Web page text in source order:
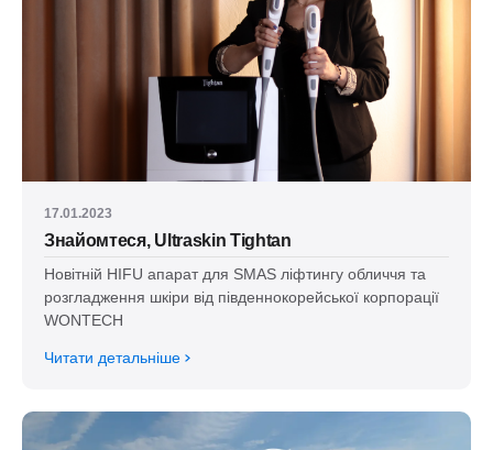
17.01.2023
Знайомтеся, Ultraskin Tightan
Новітній HIFU апарат для SMAS ліфтингу обличчя та
розгладження шкіри від південнокорейської корпорації
WONTECH
Читати детальніше